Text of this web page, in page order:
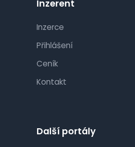
Inzerent
Inzerce
Přihlášení
Ceník
Kontakt
Další portály